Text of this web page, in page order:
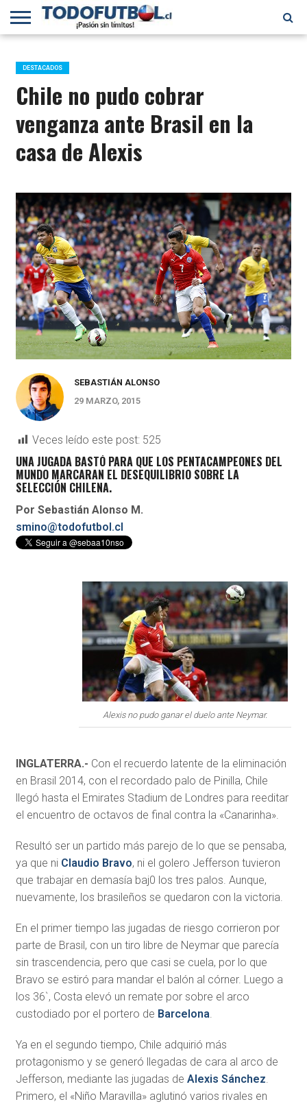
PRIMERA
B
SELECCIÓN
CHILENA
CHILENOS
EN EL
MUNDO
FÚTBOL
INTERNACIONAL
DESTACADOS
Chile no pudo cobrar
venganza ante Brasil en la
casa de Alexis
SEBASTIÁN ALONSO
29 MARZO, 2015
Veces leído este post: 525
UNA JUGADA BASTÓ PARA QUE LOS PENTACAMPEONES DEL
MUNDO MARCARAN EL DESEQUILIBRIO SOBRE LA
SELECCIÓN CHILENA.
Por Sebastián Alonso M.
smino@todofutbol.cl
Alexis no pudo ganar el duelo ante Neymar.
INGLATERRA.- Con el recuerdo latente de la eliminación
en Brasil 2014, con el recordado palo de Pinilla, Chile
llegó hasta el Emirates Stadium de Londres para reeditar
el encuentro de octavos de final contra la «Canarinha».
Resultó ser un partido más parejo de lo que se pensaba,
ya que ni Claudio Bravo, ni el golero Jefferson tuvieron
que trabajar en demasía baj0 los tres palos. Aunque,
nuevamente, los brasileños se quedaron con la victoria.
En el primer tiempo las jugadas de riesgo corrieron por
parte de Brasil, con un tiro libre de Neymar que parecía
sin trascendencia, pero que casi se cuela, por lo que
Bravo se estiró para mandar el balón al córner. Luego a
los 36`, Costa elevó un remate por sobre el arco
custodiado por el portero de Barcelona.
Ya en el segundo tiempo, Chile adquirió más
protagonismo y se generó llegadas de cara al arco de
Jefferson, mediante las jugadas de Alexis Sánchez.
Primero, el «Niño Maravilla» aglutinó varios rivales en